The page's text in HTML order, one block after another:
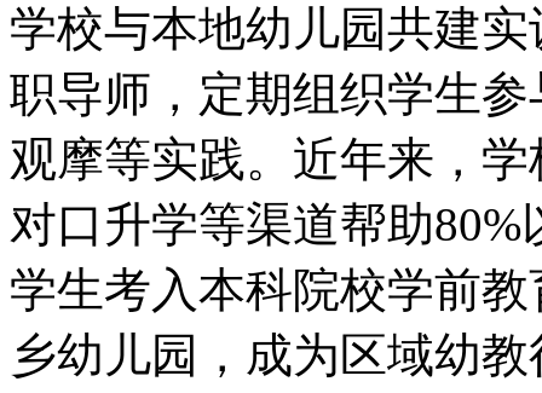
学校与本地幼儿园共建
职导师，定期组织学生
观摩等实践。近年来，
对口升学等渠道帮助
学生考入本科院校学前
乡幼儿园，成为区域幼